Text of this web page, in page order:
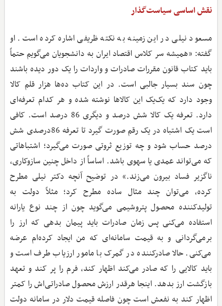
نقش اساسی سیاست‌گذار
مسعود نیلی در این زمینه به نکته ظریفی اشاره کرده است. او
گفته: «همیشه سر کلاس اقتصاد ایران به دانشجویان می‌گویم حتماً
باید کتاب قانون مقررات صادرات و واردات را یک دور دیده باشند
چون سند بسیار جالبی است. در این کتاب ده‌ها هزار قلم کالا
وجود دارد که یک‌یک این کالاها نوشته شده و هر کدام تعرفه‌ای
دارد. تعرفه یک کالا شش درصد و دیگری 86 درصد است. کافی
است یک اشتباه در یک رقم صورت گیرد تا تعرفه 86درصدی شش
درصد حساب شود و چه توزیع ثروتی صورت می‌گیرد؛ اشتباهاتی
که می‌تواند عمدی یا سهوی باشد. اساساً از داخل چنین سازوکاری،
ناگزیر فساد بیرون می‌زند.» در توضیح آنچه دکتر نیلی مطرح
کرده، می‌توان چند مثال ساده مطرح کرد؛ مثلاً دولت به
تولیدکننده محصول پتروشیمی می‌گوید چون از چند نوع یارانه
استفاده می‌کنی پس زمان صادرات باید پیمان بدهی که ارز را
برمی‌گردانی و به قیمت سامانه‌ای که من ایجاد کرده‌ام عرضه
می‌کنی. حالا صادرکننده در گمرک با مامور ارزیاب طرف است و
باید کالایی را که صادر می‌کند اظهار کند، فرم را پر کند و تعهد
بازگشت ارز بدهد. اینجا هرقدر ارزش محصول صادراتی‌اش را کمتر
اظهار کند به نفعش است چون فاصله قیمت دلار در سامانه دولت